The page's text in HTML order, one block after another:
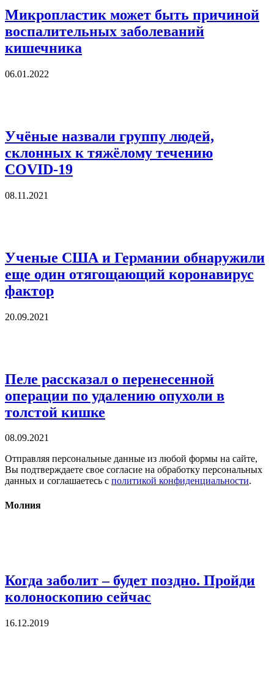
Микропластик может быть причиной
воспалительных заболеваний
кишечника
06.01.2022
Учёные назвали группу людей,
склонных к тяжёлому течению
COVID-19
08.11.2021
Ученые США и Германии обнаружили
еще один отягощающий коронавирус
фактор
20.09.2021
Пеле рассказал о перенесенной
операции по удалению опухоли в
толстой кишке
08.09.2021
Отправляя персональные данные из любой формы на сайте,
Вы подтверждаете свое согласие на обработку персональных
данных и соглашаетесь с политикой конфиденциальности.
Молния
Когда заболит – будет поздно. Пройди
колоноскопию сейчас
16.12.2019